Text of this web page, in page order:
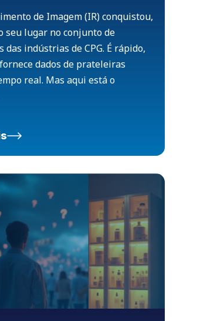
de Imagem (IR) conquistou,
seu lugar no conjunto de
das indústrias de CPG. É rápido,
dados de prateleiras
real. Mas aqui está o